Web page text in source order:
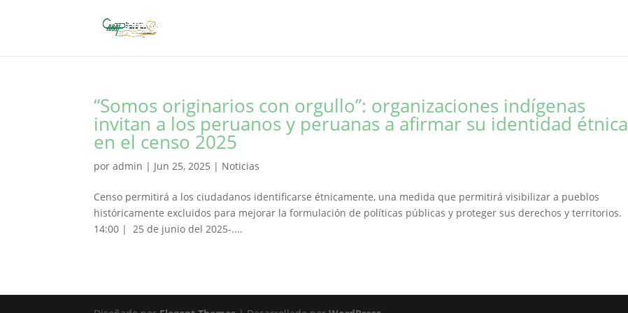
“Somos originarios con orgullo”: organizaciones indígenas
invitan a los peruanos y peruanas a afirmar su identidad étnica
en el censo 2025
poradmin | Jun 25, 2025 | Noticias
Censo permitirá a los ciudadanos identificarse étnicamente, una medida que permitirá visibilizar a pueblos
históricamente excluidos para mejorar la formulación de políticas públicas y proteger sus derechos y territorios.
14:00 | 25 de junio del 2025-....